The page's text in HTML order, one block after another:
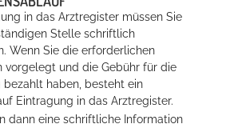
in das Arztregister müssen Sie
Stelle schriftlich
Wenn Sie die erforderlichen
vorgelegt und die Gebühr für die
bezahlt haben, besteht ein
Eintragung in das Arztregister.
dann eine schriftliche Information